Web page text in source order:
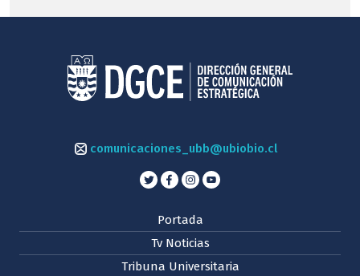
comunicaciones_ubb@ubiobio.cl
Portada
Tv Noticias
Tribuna Universitaria